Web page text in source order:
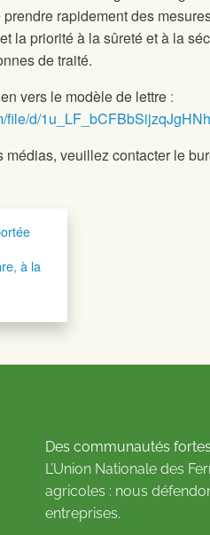
rapidement des
la priorité à la sûreté et à la
de traité.
vers le modèle de lettre :
file/d/
veuillez contacter le
à la
Des communautés
L’Union Nationale des
agricoles : nous
entreprises.